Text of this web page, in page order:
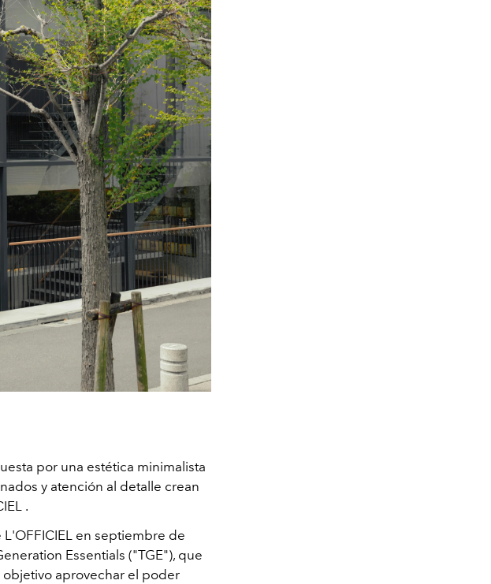
por una estética minimalista
y atención al detalle crean
.
L'OFFICIEL en septiembre de
Essentials ("TGE"), que
aprovechar el poder